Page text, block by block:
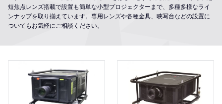
短焦点レンズ搭載で設置も簡単な小型プロジェクターまで、多種多様なライ
ンナップを取り揃えています。専用レンズや各種金具、映写台などの設置に
ついてもお気軽にご相談ください。